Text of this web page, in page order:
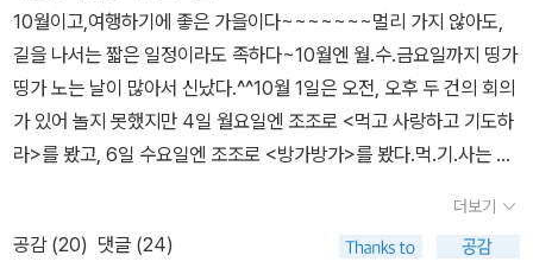
집에 있다는 것이 참 신기하답니다. 그건 아마도 그때 그 시절 느낌을
마지막으로 가져 보라는 하늘의 배려라고 생각했다. 가끔 드는 생각
이지만, 내가 두메산골에서 나고 자랐으면 얼마나 좋았을까 하는 생
각을 해 보았답니다. 걸음 거리로 한 시간을 넘지 않는 곳에 모든 생활
공간이 있어, 그 곳에서 먹고 자고 공부하고 일하고 사랑하고 자식 기
르고 했으면 좋겠다는 생각 말입니다. 고향은 서울이지만 내가 좋아
하는 노래는 ‘내 고향 충청도’이지요. ‘내 아내와 내 아들과 셋이서 함
환님나는, 사춘기 시절 책에 맛을 들이기 시작할 즈음 우연히라디오
에서 '책은 처음부터 끝까지 읽어야읽었다고 할 수 있는 것이지, 중간
에 읽다가 포기하거나 건너뛰기를 하면 그건 온전히 읽었다고 할 수
었다.'는 말이 뇌리에 박혀 늘완독을 목표로 책을 읽으려고 노력했다.
하지만 완독에 성공하는 것은아니어서완독하지 못한 책에 대해선 묘
한죄책감과 열등감을갖곤 한다.지금은 그것에서 많이 자유한 편이긴
하지만 그래도 그것에 대한 생각에서 완전히 자유하지는 못했다. 아
10월이고,여행하기에 좋은 가을이다~~~~~~~멀리 가지 않아도,
길을 나서는 짧은 일정이라도 족하다~10월엔 월.수.금요일까지 띵가
띵가 노는 날이 많아서 신났다.^^10월 1일은 오전, 오후 두 건의 회의
가 있어 놀지 못했지만 4일 월요일엔 조조로 <먹고 사랑하고 기도하
라>를 봤고, 6일 수요일엔 조조로 <방가방가>를 봤다.먹.기.사는 좀
를 쓰고 싶은 마음이 들었다.외국인 노동자 문제, 청년실업, 얼굴이 밥
먹여 주는 세상이 된우리의 일그러진 자화상이지만 많이들 봤으면 좋
더보기
공감 (20) 댓글 (24)